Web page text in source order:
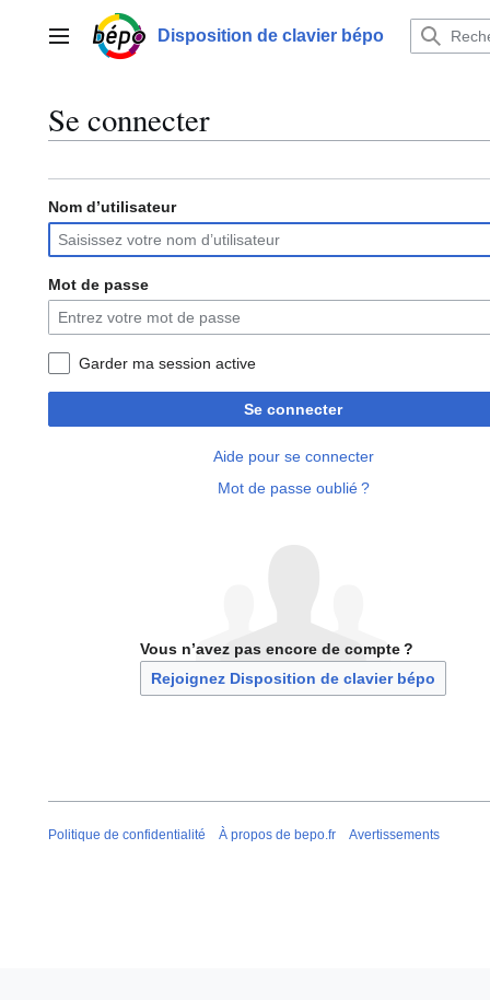
contenuMenu principalDisposition de clavier bépo
Se connecter
Nom d’utilisateur
Mot de passe
Garder ma session active
Se connecter
Aide pour se connecter
Mot de passe oublié ?
Vous n’avez pas encore de compte ?
Rejoignez Disposition de clavier bépo
Politique de confidentialité À propos de bepo.fr Avertissements